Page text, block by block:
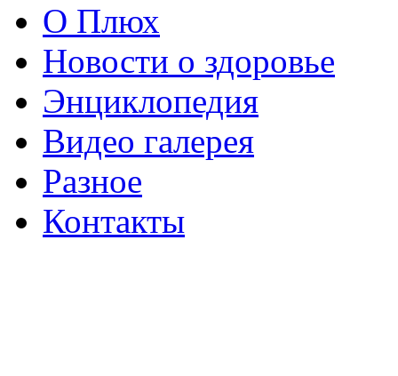
О Плюх
Новости о здоровье
Энциклопедия
Видео галерея
Разное
Контакты